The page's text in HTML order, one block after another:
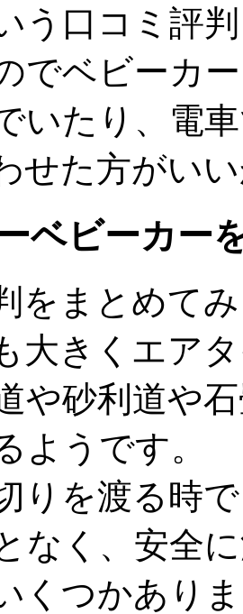
う口コミ評
でベビーカ
いたり、電
せた方がい
ベビーカー
をまとめて
大きくエア
や砂利道や
ようです。
りを渡る時
なく、安全
くつかあり